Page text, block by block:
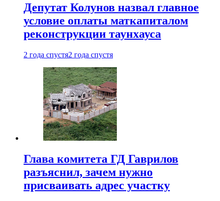
Депутат Колунов назвал главное
условие оплаты маткапиталом
реконструкции таунхауса
2 года спустя2 года спустя
Глава комитета ГД Гаврилов
разъяснил, зачем нужно
присваивать адрес участку